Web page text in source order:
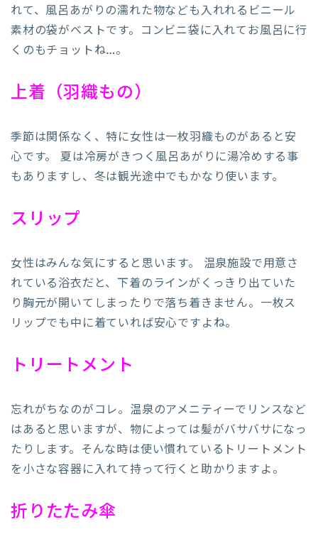
れて、風呂あがりの濡れた物なども入れれるビニール
素材の袋がベストです。コンビニ袋に入れてお風呂に行
くのもチョットね…。
上着（羽織もの）
季節は関係なく、特に女性は一枚羽織ものがあると安
心です。 夏は冷房がきつく風呂あがりに湯冷めする事
もありますし、冬は観光途中でもかなり使います。
スリップ
女性はみんな気にすると思います。 温泉施設で用意さ
れている浴衣だと、下着のラインがくっきり出ていた
り胸元が開いてしまったりで落ち着きません。一枚ス
リップでも中に着ていれば安心ですよね。
トリートメント
忘れがちなのがコレ。温泉のアメニティーでリンスなど
はあると思いますが、物によっては髪がバサバサになっ
たりします。そんな時は使い慣れているトリートメント
を小さな容器に入れて持って行くと助かりますよ。
折りたたみ傘